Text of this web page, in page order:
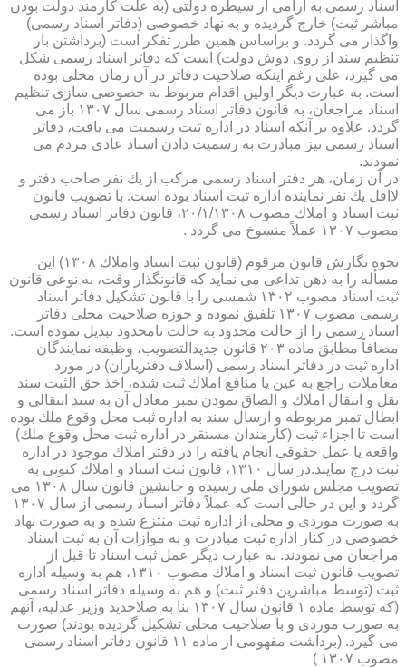
اسناد رسمی به آرامی از سیطره دولتی (به علت كارمند دولت بودن
مباشر ثبت) خارج گردیده و به نهاد خصوصی (دفاتر اسناد رسمی)
واگذار می گردد. و براساس همین طرز تفكر است (برداشتن بار
تنظیم سند از روی دوش دولت) است كه دفاتر اسناد رسمی شكل
می گیرد، علی رغم اینكه صلاحیت دفاتر در آن زمان محلی بوده
است. به عبارت دیگر اولین اقدام مربوط به خصوصی سازی تنظیم
اسناد مراجعان، به قانون دفاتر اسناد رسمی سال ۱۳۰۷ باز می
گردد. علاوه بر آنكه اسناد در اداره ثبت رسمیت می یافت، دفاتر
اسناد رسمی نیز مبادرت به رسمیت دادن اسناد عادی مردم می
نمودند.
در آن زمان، هر دفتر اسناد رسمی مركب از یك نفر صاحب دفتر و
لااقل یك نفر نماینده اداره ثبت اسناد بوده است. با تصویب قانون
ثبت اسناد و املاك مصوب ۲۰/۱/۱۳۰۸، قانون دفاتر اسناد رسمی
مصوب ۱۳۰۷ عملاً منسوخ می گردد .
نحوه نگارش قانون مرقوم (قانون ثبت اسناد واملاك ۱۳۰۸) این
مسأله را به ذهن تداعی می نماید كه قانونگذار وقت، به نوعی قانون
ثبت اسناد مصوب ۱۳۰۲ شمسی را با قانون تشكیل دفاتر اسناد
رسمی مصوب ۱۳۰۷ تلفیق نموده و حوزه صلاحیت محلی دفاتر
اسناد رسمی را از حالت محدود به حالت نامحدود تبدیل نموده است.
مضافاً مطابق ماده ۲۰۳ قانون جدیدالتصویب، وظیفه نمایندگان
اداره ثبت در دفاتر اسناد رسمی (اسلاف دفتریاران) در مورد
معاملات راجع به عین یا منافع املاك ثبت شده، اخذ حق الثبت سند
نقل و انتقال املاك و الصاق نمودن تمبر معادل آن به سند انتقالی و
ابطال تمبر مربوطه و ارسال سند به اداره ثبت محل وقوع ملك بوده
است تا اجزاء ثبت (كارمندان مستقر در اداره ثبت محل وقوع ملك)
واقعه یا عمل حقوقی انجام یافته را در دفتر املاك موجود در اداره
ثبت درج نمایند.در سال ۱۳۱۰، قانون ثبت اسناد و املاك كنونی به
تصویب مجلس شورای ملی رسیده و جانشین قانون سال ۱۳۰۸ می
گردد و این در حالی است كه عملاً دفاتر اسناد رسمی از سال ۱۳۰۷
به صورت موردی و محلی از اداره ثبت منتزع شده و به صورت نهاد
خصوصی در كنار اداره ثبت مبادرت و به موازات آن به ثبت اسناد
مراجعان می نمودند. به عبارت دیگر عمل ثبت اسناد تا قبل از
تصویب قانون ثبت اسناد و املاك مصوب ۱۳۱۰، هم به وسیله اداره
ثبت (توسط مباشرین دفتر ثبت) و هم به وسیله دفاتر اسناد رسمی
(كه توسط ماده ۱ قانون سال ۱۳۰۷ بنا به صلاحدید وزیر عدلیه، آنهم
به صورت موردی و با صلاحیت محلی تشكیل گردیده بودند) صورت
می گیرد. (برداشت مفهومی از ماده ۱۱ قانون دفاتر اسناد رسمی
مصوب ۱۳۰۷ )